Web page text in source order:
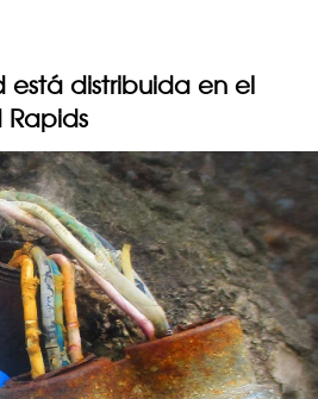
está distribuida en el
Rapids